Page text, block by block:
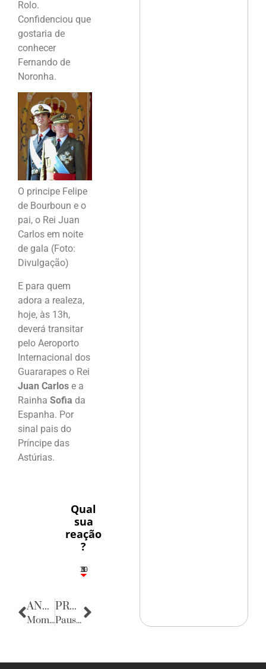
Rolo.
Confidenciou que
gostaria de
conhecer
Fernando de
Noronha.
O principe Felipe
de Bourboun e o
pai, o Rei Juan
Carlos em noite
de gala (Foto:
Divulgação)
E para quem
adora a realeza,
hoje, às 13h,
deverá transitar
pelo Aeroporto
Internacional dos
Guararapes o Rei
Juan Carlos e a
Rainha Sofia da
Espanha. Por
sinal pais do
Príncipe das
Astúrias.
Qual
sua
reação
?
5
1
1
3
10
ANTERIOR
Momento de Reflexão
PRÓXIMA
Pausa poética